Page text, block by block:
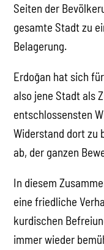
Seiten der
gesamte Stadt zu
Belagerung.
Erdoğan hat sich
also jene Stadt als
entschlossensten
Widerstand dort zu
ab, der ganzen
In diesem
eine friedliche
kurdischen
immer wieder